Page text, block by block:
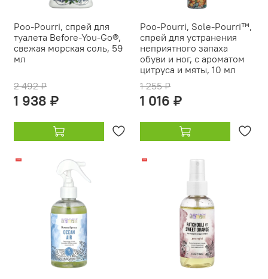
Poo-Pourri, спрей для
туалета Before-You-Go®,
свежая морская соль, 59
мл
2 492 ₽
1 938 ₽
Poo-Pourri, Sole-Pourri™,
спрей для устранения
неприятного запаха
обуви и ног, с ароматом
цитруса и мяты, 10 мл
1 255 ₽
1 016 ₽
-20% -14%